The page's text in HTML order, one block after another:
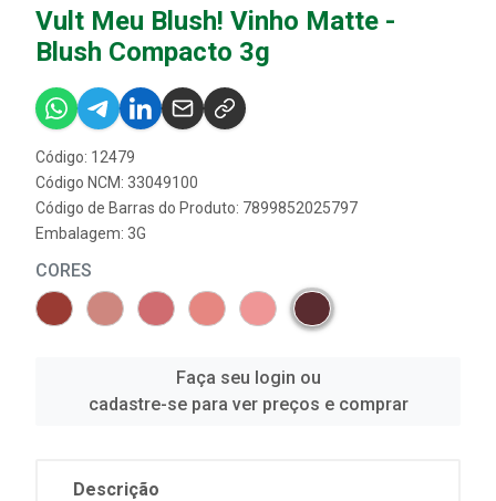
Vult Meu Blush! Vinho Matte -
Blush Compacto 3g
Código: 12479
Código NCM: 33049100
Código de Barras do Produto: 7899852025797
Embalagem: 3G
CORES
Faça seu login ou
cadastre-se para ver preços e comprar
Descrição